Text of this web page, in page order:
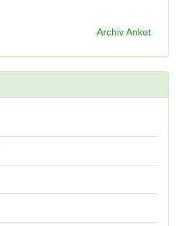
Archiv Anket